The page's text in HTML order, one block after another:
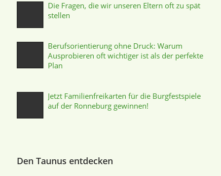
Die Fragen, die wir unseren Eltern oft zu spät
stellen
Berufsorientierung ohne Druck: Warum
Ausprobieren oft wichtiger ist als der perfekte
Plan
Jetzt Familienfreikarten für die Burgfestspiele
auf der Ronneburg gewinnen!
Den Taunus entdecken